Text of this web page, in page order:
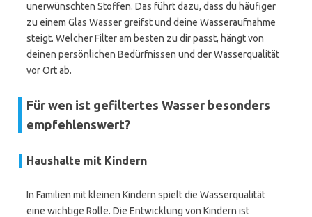
unerwünschten Stoffen. Das führt dazu, dass du häufiger
zu einem Glas Wasser greifst und deine Wasseraufnahme
steigt. Welcher Filter am besten zu dir passt, hängt von
deinen persönlichen Bedürfnissen und der Wasserqualität
vor Ort ab.
Für wen ist gefiltertes Wasser besonders
empfehlenswert?
Haushalte mit Kindern
In Familien mit kleinen Kindern spielt die Wasserqualität
eine wichtige Rolle. Die Entwicklung von Kindern ist